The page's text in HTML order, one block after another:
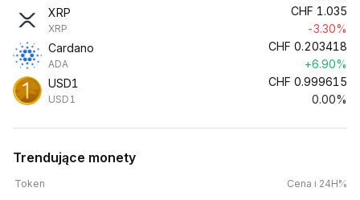
XRP
XRP
CHF 1.035
-3.30%
Cardano
ADA
CHF 0.203418
+6.90%
USD1
USD1
CHF 0.999615
0.00%
Trendujące monety
Token Cena i 24H%